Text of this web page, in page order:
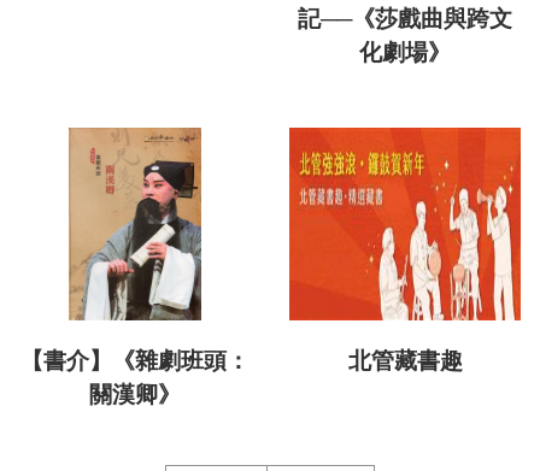
記──《莎戲曲與跨文
化劇場》
【書介】《雜劇班頭：
關漢卿》
北管藏書趣